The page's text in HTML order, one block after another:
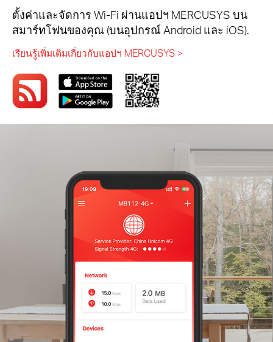
ตั้งค่าและจัดการ Wi-Fi ผ่านแอปฯ MERCUSYS บน
สมาร์ทโฟนของคุณ (บนอุปกรณ์ Android และ iOS).
เรียนรู้เพิ่มเติมเกี่ยวกับแอปฯ MERCUSYS >